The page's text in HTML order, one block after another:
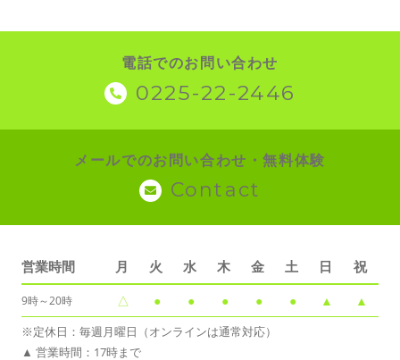
電話でのお問い合わせ
0225-22-2446
メールでのお問い合わせ・無料体験
Contact
営業時間 月 火 水 木 金 土 日 祝
9時～20時 △ ● ● ● ● ● ▲ ▲
※定休日：毎週月曜日（オンラインは通常対応）
▲ 営業時間：17時まで